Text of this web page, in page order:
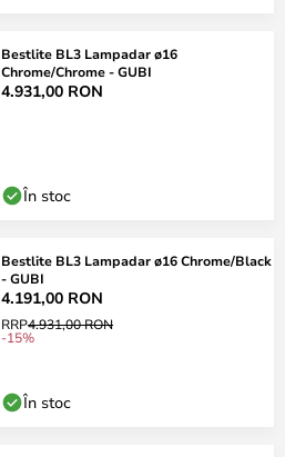
Bestlite BL3 Lampadar ø16
Chrome/Chrome - GUBI
4.931,00 RON
În stoc
Bestlite BL3 Lampadar ø16 Chrome/Black
- GUBI
4.191,00 RON
RRP4.931,00 RON
-15%
În stoc